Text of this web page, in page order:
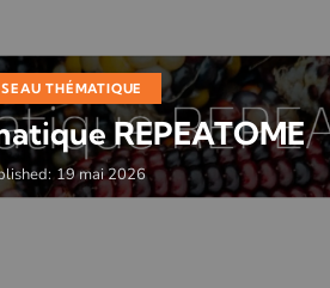
THÉMATIQUE
REPEATOME
19 mai 2026